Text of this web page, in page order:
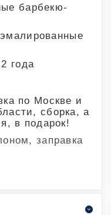
барбекю-
года
по Москве и
сборка, а
в подарок!
заправка